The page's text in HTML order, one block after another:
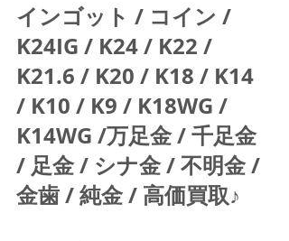
インゴット / コイン /
K24IG / K24 / K22 /
K21.6 / K20 / K18 / K14
/ K10 / K9 / K18WG /
K14WG /万足金 / 千足金
/ 足金 / シナ金 / 不明金 /
金歯 / 純金 / 高価買取♪